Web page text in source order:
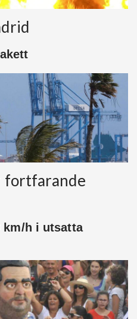
fortfarande
km/h i utsatta